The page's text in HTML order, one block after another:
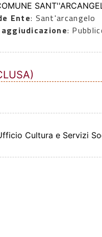
Ente: Sant'arcangelo
:
Cultura e Servizi